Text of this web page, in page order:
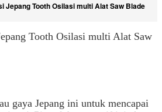
Jepang Tooth Osilasi multi Alat Saw Blade
Tooth Osilasi multi Alat Saw
gaya Jepang ini untuk mencapai